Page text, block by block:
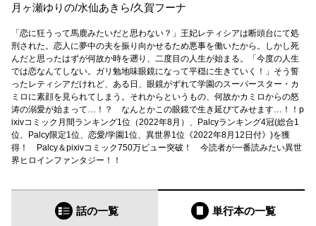
月ヶ瀬ゆりの/水仙あきら/久賀フーナ
「恋に狂うって馬鹿みたいだと思わない？」王妃レティシアは断頭台にて処
刑された。恋人に夢中の夫を振り向かせるため悪事を働いたから。しかし死
んだと思ったはずが何故か時を遡り、二度目の人生が始まる。「今度の人生
では恋なんてしない。ガリ勉地味眼鏡になって平穏に生きていく！」そう誓
ったレティシアだけれど、ある日、眼鏡がずれて学園のスーパースター・カ
ミロに素顔を見られてしまう。それからというもの、何故かカミロからの怒
涛の溺愛が始まって…！？ なんとかこの眼鏡で生き延びてみせます…！！p
ixivコミック月間ランキング1位（2022年8月）、Palcyランキング4冠(総合1
位、Palcy限定1位、恋愛/学園1位、異世界1位《2022年8月12日付》)を獲
得！ Palcy＆pixivコミック750万ビュー突破！ 今読者が一番読みたい異世
界ヒロインファンタジー！！
話の一覧 単行本の一覧